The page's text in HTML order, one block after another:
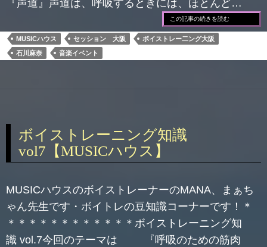
『声道』声道は、呼吸するときには、ほとんど…
この記事の続きを読む
MUSICハウス セッション 大阪
ボイストレー二ング大阪
石川麻奈
音楽イベント
ボイストレーニング知識
vol7【MUSICハウス】
MUSICハウスのボイストレーナーのMANA、まぁち
ゃん先生です・ボイトレの豆知識コーナーです！＊
＊＊＊＊＊＊＊＊＊＊＊＊ボイストレーニング知
識 vol.7今回のテーマは 『呼吸のための筋肉